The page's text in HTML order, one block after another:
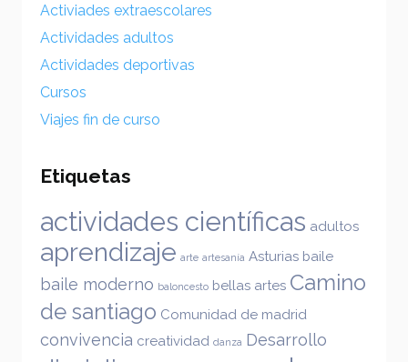
Activiades extraescolares
Actividades adultos
Actividades deportivas
Cursos
Viajes fin de curso
Etiquetas
actividades científicas adultos
aprendizaje arte artesanía Asturias baile
baile moderno baloncesto bellas artes Camino
de santiago Comunidad de madrid
convivencia creatividad danza Desarrollo